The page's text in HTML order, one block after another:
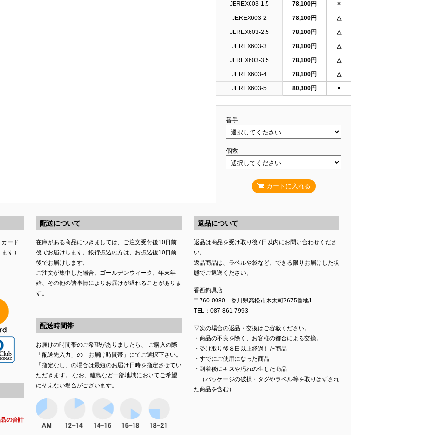
JEREX603-1.5 78,100円 ×
JEREX603-2 78,100円 △
JEREX603-2.5 78,100円 △
JEREX603-3 78,100円 △
JEREX603-3.5 78,100円 △
JEREX603-4 78,100円 △
JEREX603-5 80,300円 ×
番手
個数
カートに入れる
ード
す）
の合計
配送について
在庫がある商品につきましては、ご注文受付後10日前
後でお届けします。銀行振込の方は、お振込後10日前
後でお届けします。
ご注文が集中した場合、ゴールデンウィーク、年末年
始、その他の諸事情によりお届けが遅れることがありま
す。
配送時間帯
お届けの時間帯のご希望がありましたら、 ご購入の際
「配送先入力」の「お届け時間帯」にてご選択下さい。
「指定なし」の場合は最短のお届け日時を指定させてい
ただきます。 なお、離島など一部地域においてご希望
にそえない場合がございます。
返品について
返品は商品を受け取り後7日以内にお問い合わせくださ
い。
返品商品は、ラベルや袋など、できる限りお届けした状
態でご返送ください。
香西釣具店
〒760-0080 香川県高松市木太町2675番地1
TEL：087-861-7993
▽次の場合の返品・交換はご容赦ください。
・商品の不良を除く、お客様の都合による交換。
・受け取り後８日以上経過した商品
・すでにご使用になった商品
・到着後にキズや汚れの生じた商品
（パッケージの破損・タグやラベル等を取りはずされ
た商品を含む）